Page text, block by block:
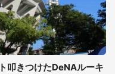
叩きつけたDeNAルーキ